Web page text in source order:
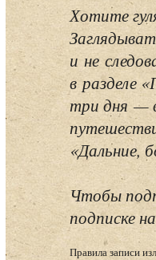
Хотите
и не
в разделе
три дня —
«Дальние,
Чтобы
подписке
Правила записи